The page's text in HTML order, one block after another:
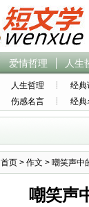
爱情哲理 人生
人生哲理 经典
伤感名言 经典
首页 > 作文 > 嘲笑声中
嘲笑声